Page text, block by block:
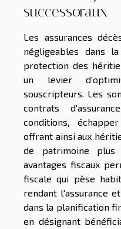
successoraux
Les assurances
négligeables dans
protection des
un levier
souscripteurs. Les
contrats
conditions,
offrant ainsi aux
de patrimoine plus
avantages fiscaux
fiscale qui pèse
rendant l'assurance
dans la planification
en désignant